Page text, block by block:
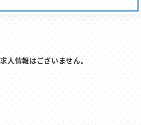
人情報はございません。